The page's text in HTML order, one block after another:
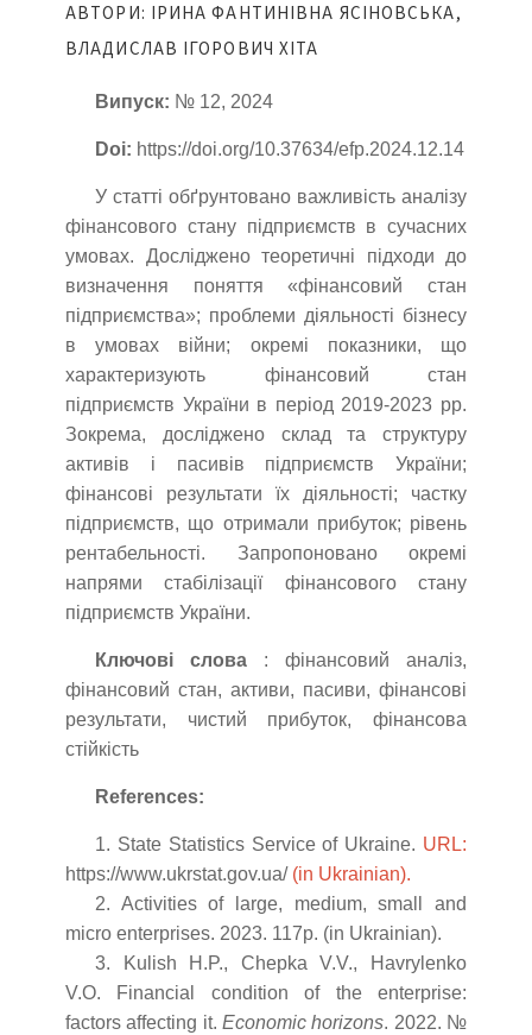
АВТОРИ: ІРИНА ФАНТИНІВНА ЯСІНОВСЬКА,
ВЛАДИСЛАВ ІГОРОВИЧ ХІТА
Випуск: № 12, 2024
Doi: https://doi.org/10.37634/efp.2024.12.14
У статті обґрунтовано важливість аналізу
фінансового стану підприємств в сучасних
умовах. Досліджено теоретичні підходи до
визначення поняття «фінансовий стан
підприємства»; проблеми діяльності бізнесу
в умовах війни; окремі показники, що
характеризують фінансовий стан
підприємств України в період 2019-2023 рр.
Зокрема, досліджено склад та структуру
активів і пасивів підприємств України;
фінансові результати їх діяльності; частку
підприємств, що отримали прибуток; рівень
рентабельності. Запропоновано окремі
напрями стабілізації фінансового стану
підприємств України.
Ключові слова : фінансовий аналіз,
фінансовий стан, активи, пасиви, фінансові
результати, чистий прибуток, фінансова
стійкість
References:
1. State Statistics Service of Ukraine. URL:
https://www.ukrstat.gov.ua/ (in Ukrainian).
2. Activities of large, medium, small and
micro enterprises. 2023. 117p. (in Ukrainian).
3. Kulish H.P., Chepka V.V., Havrylenko
V.O. Financial condition of the enterprise:
factors affecting it. Economic horizons. 2022. №